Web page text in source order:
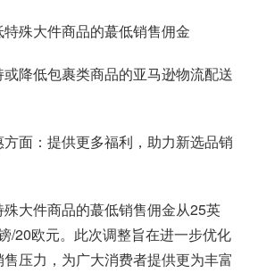
殊大件商品的蕞低销售佣金
降低包裹类商品的亚马逊物流配送
面：提供更多福利，助力新选品销
大件商品的蕞低销售佣金从25英
/20欧元。此次调整旨在进一步优化
压力，为广大消费者提供更为丰富